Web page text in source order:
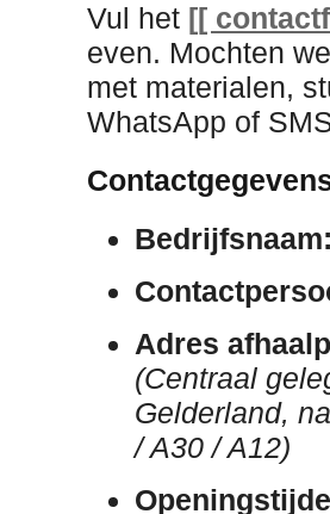
Vul het [[
even. Mochten
met materialen,
WhatsApp of
Adres
(Centraal
Gelderland,
/ A30 / A12)